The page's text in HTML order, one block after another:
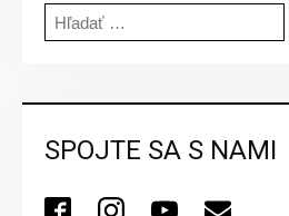
Hľadať:
SPOJTE SA S NAMI